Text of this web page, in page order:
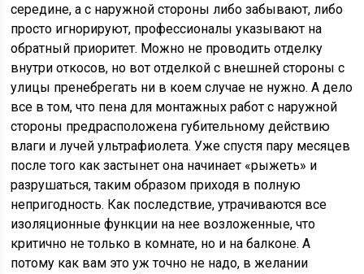
середине, а с наружной стороны либо забывают, либо
просто игнорируют, профессионалы указывают на
обратный приоритет. Можно не проводить отделку
внутри откосов, но вот отделкой с внешней стороны с
улицы пренебрегать ни в коем случае не нужно. А дело
все в том, что пена для монтажных работ с наружной
стороны предрасположена губительному действию
влаги и лучей ультрафиолета. Уже спустя пару месяцев
после того как застынет она начинает «рыжеть» и
разрушаться, таким образом приходя в полную
непригодность. Как последствие, утрачиваются все
изоляционные функции на нее возложенные, что
критично не только в комнате, но и на балконе. А
потому как вам это уж точно не надо, в желании